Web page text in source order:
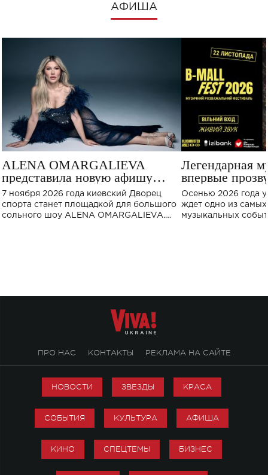
АФИША
ALENA OMARGALIEVA
представила новую афишу
большого концерта во Дворце
спорта
7 ноября 2026 года киевский Дворец
спорта станет площадкой для большого
сольного шоу ALENA OMARGALIEVA.
Легендарная
впервые
Украине: где
концерт
Осенью 2026 года
ждет одно из
музыкальных
ПРО НАС КОНТАКТЫ РЕКЛАМА НА САЙТЕ
НОВОСТИ ЗВЕЗДЫ КРАСА
СОБЫТИЯ КУЛЬТУРА АФИША
КИНО СПЕЦТЕМЫ БИЗНЕС